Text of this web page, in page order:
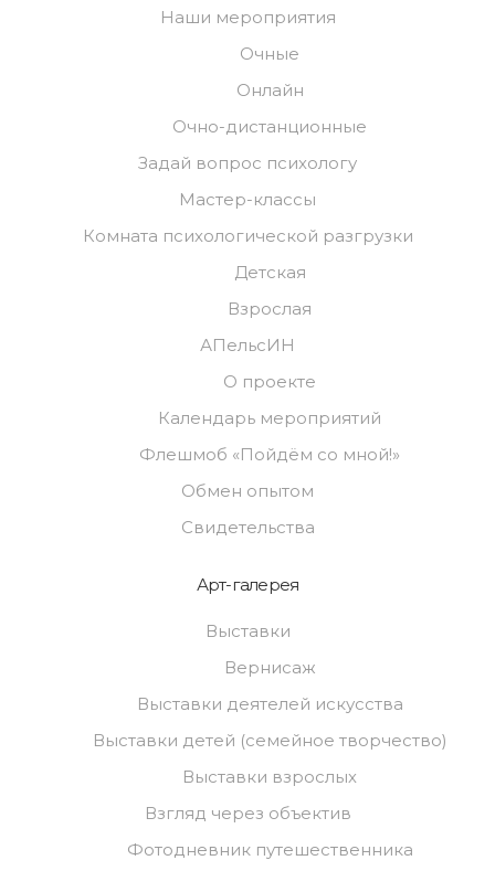
Наши мероприятия
Очные
Онлайн
Очно-дистанционные
Задай вопрос психологу
Мастер-классы
Комната психологической разгрузки
Детская
Взрослая
АПельсИН
О проекте
Календарь мероприятий
Флешмоб «Пойдём со мной!»
Обмен опытом
Свидетельства
Арт-галерея
Выставки
Вернисаж
Выставки деятелей искусства
Выставки детей (семейное творчество)
Выставки взрослых
Взгляд через объектив
Фотодневник путешественника